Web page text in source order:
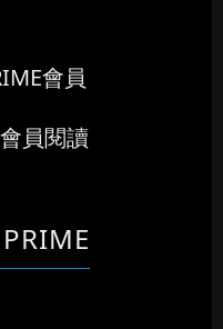
會員
員閱讀